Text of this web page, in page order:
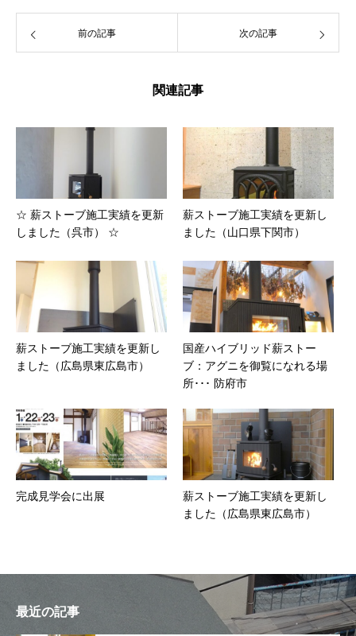
前の記事 次の記事
関連記事
☆ 薪ストーブ施工実績を更新
しました（呉市） ☆
薪ストーブ施工実績を更新し
ました（山口県下関市）
薪ストーブ施工実績を更新し
ました（広島県東広島市）
国産ハイブリッド薪ストー
ブ：アグニを御覧になれる場
所･･･ 防府市
完成見学会に出展
薪ストーブ施工実績を更新し
ました（広島県東広島市）
最近の記事